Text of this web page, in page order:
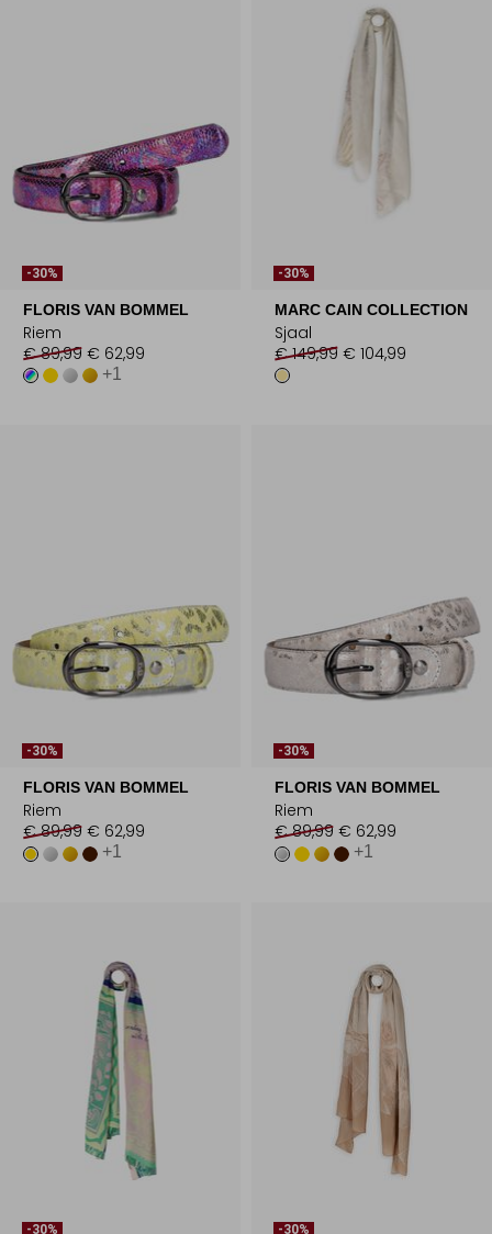
-30%
FLORIS VAN BOMMEL
Riem
€ 89,99 € 62,99
+1
-30%
MARC CAIN COLLECTION
Sjaal
€ 149,99 € 104,99
-30%
FLORIS VAN BOMMEL
Riem
€ 89,99 € 62,99
+1
-30%
FLORIS VAN BOMMEL
Riem
€ 89,99 € 62,99
+1
-30% -30%